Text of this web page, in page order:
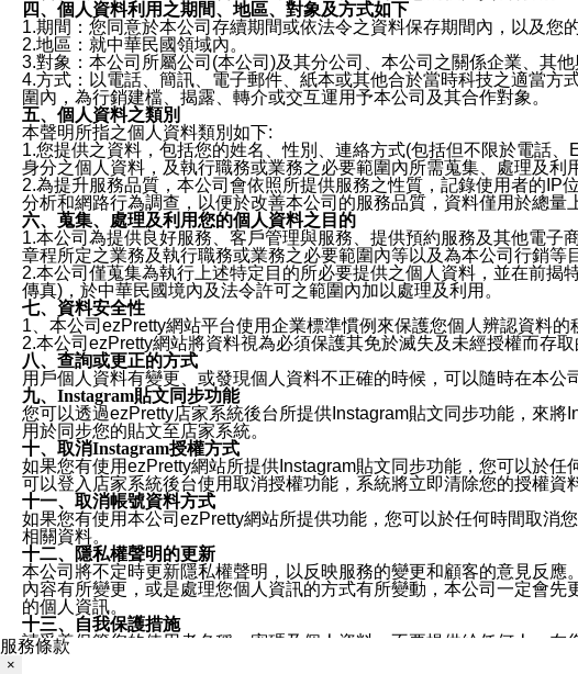
四、個人資料利用之期間、地區、對象及方式如下
1.期間：您同意於本公司存續期間或依法令之資料保存期間內，以及您
2.地區：就中華民國領域內。
3.對象：本公司所屬公司(本公司)及其分公司、本公司之關係企業、其
4.方式：以電話、簡訊、電子郵件、紙本或其他合於當時科技之適當
圍內，為行銷建檔、揭露、轉介或交互運用予本公司及其合作對象。
五、個人資料之類別
本聲明所指之個人資料類別如下:
1.您提供之資料，包括您的姓名、性別、連絡方式(包括但不限於電話
身分之個人資料，及執行職務或業務之必要範圍內所需蒐集、處理及利
2.為提升服務品質，本公司會依照所提供服務之性質，記錄使用者的
分析和網路行為調查，以便於改善本公司的服務品質，資料僅用於總量
六、蒐集、處理及利用您的個人資料之目的
1.本公司為提供良好服務、客戶管理與服務、提供預約服務及其他電
章程所定之業務及執行職務或業務之必要範圍內等以及為本公司行銷等
2.本公司僅蒐集為執行上述特定目的所必要提供之個人資料，並在前揭
傳真)，於中華民國境內及法令許可之範圍內加以處理及利用。
七、資料安全性
1、本公司ezPretty網站平台使用企業標準慣例來保護您個人辨認資料
2.本公司ezPretty網站將資料視為必須保護其免於滅失及未經授權而存
八、查詢或更正的方式
用戶個人資料有變更、或發現個人資料不正確的時候，可以隨時在本公
九、Instagram貼文同步功能
您可以透過ezPretty店家系統後台所提供Instagram貼文同步功能，來
用於同步您的貼文至店家系統。
十、取消Instagram授權方式
如果您有使用ezPretty網站所提供Instagram貼文同步功能，您可以於
可以登入店家系統後台使用取消授權功能，系統將立即清除您的授權資
十一、取消帳號資料方式
如果您有使用本公司ezPretty網站所提供功能，您可以於任何時間取消
相關資料。
十二、隱私權聲明的更新
本公司將不定時更新隱私權聲明，以反映服務的變更和顧客的意見反
內容有所變更，或是處理您個人資訊的方式有所變動，本公司一定會
的個人資訊。
十三、自我保護措施
請妥善保管您的使用者名稱、密碼及個人資料，不要提供給任何人。
窗，以防止他人讀取您的個人資料、信件或進入所機關管理區。
服務條款
×